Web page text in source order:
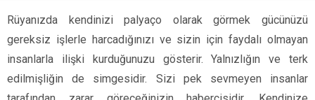
Rüyanızda kendinizi palyaço olarak görmek gücünüzü
gereksiz işlerle harcadığınızı ve sizin için faydalı olmayan
insanlarla ilişki kurduğunuzu gösterir. Yalnızlığın ve terk
edilmişliğin de simgesidir. Sizi pek sevmeyen insanlar